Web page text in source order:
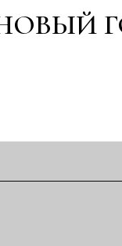
НОВЫЙ